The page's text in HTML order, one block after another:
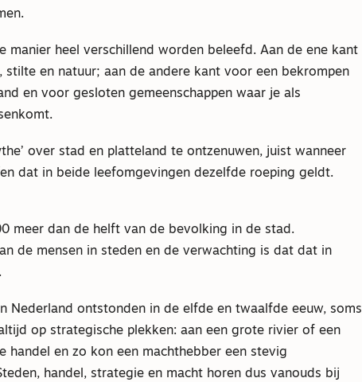
manier heel verschillend worden beleefd. Aan de ene kant
en natuur; aan de andere kant voor een bekrompen
en voor gesloten gemeenschappen waar je als
over stad en platteland te ontzenuwen, juist wanneer
dat in beide leefomgevingen dezelfde roeping geldt.
meer dan de helft van de bevolking in de stad.
de mensen in steden en de verwachting is dat dat in
Nederland ontstonden in de elfde en twaalfde eeuw, soms
op strategische plekken: aan een grote rivier of een
handel en zo kon een machthebber een stevig
handel, strategie en macht horen dus vanouds bij